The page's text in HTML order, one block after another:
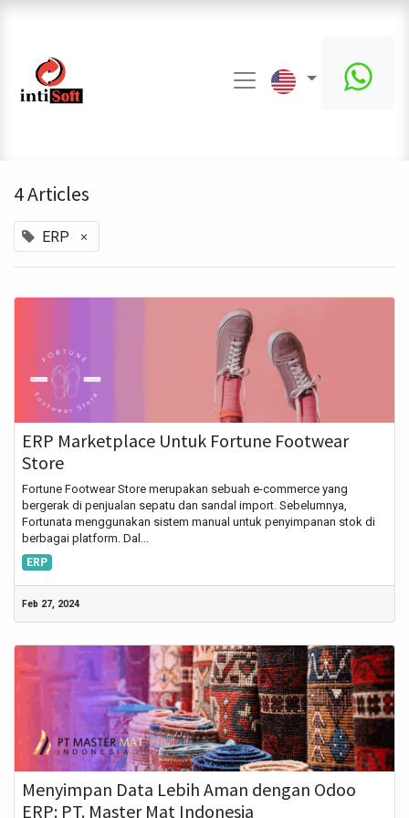
4 Articles
ERP ×
ERP Marketplace Untuk Fortune Footwear
Store
Fortune Footwear Store merupakan sebuah e-commerce yang
bergerak di penjualan sepatu dan sandal import. Sebelumnya,
Fortunata menggunakan sistem manual untuk penyimpanan stok di
berbagai platform. Dal...
ERP
Feb 27, 2024
Menyimpan Data Lebih Aman dengan Odoo
ERP: PT. Master Mat Indonesia